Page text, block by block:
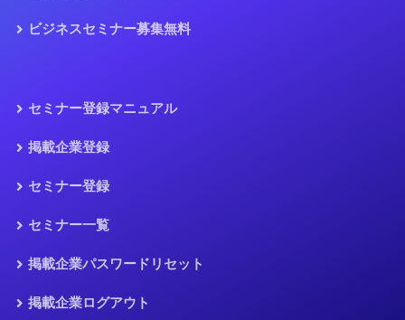
ビジネスセミナー募集無料
セミナー登録マニュアル
掲載企業登録
セミナー登録
セミナー一覧
掲載企業パスワードリセット
掲載企業ログアウト